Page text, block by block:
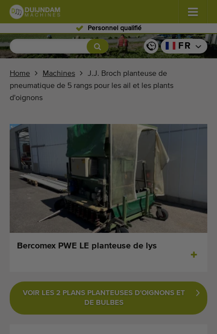
Personnel qualifié
Fleurs et plantes (576)
Légumes de serre (347)
Convoyeurs
Vendre vos machines!
Recherche par type
Dernières machines consultées
Dernières machines arrivées
Alertes Machines
Machines
FR
Home Machines
J.J. Broch planteuse de
pneumatique de 5 rangs pour les ail et les plants
d'oignons
Bercomex PWE LE planteuse de lys
VOIR LES 2 PLANS PLANTEUSES D'OIGNONS ET
DE BULBES